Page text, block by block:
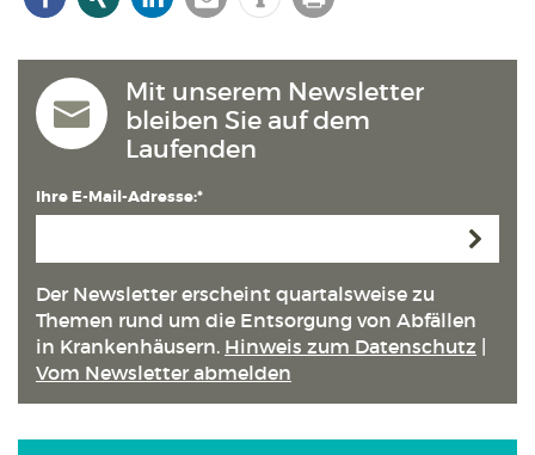
Mit unserem Newsletter
bleiben Sie auf dem
Laufenden
Ihre E-Mail-Adresse:*
Der Newsletter erscheint quartals­weise zu
Themen rund um die Entsorgung von Abfällen
in Kranken­häusern. Hinweis zum Datenschutz
Vom Newsletter abmelden